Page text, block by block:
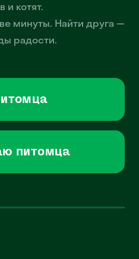
и котят.
минуты. Найти друга —
радости.
питомца